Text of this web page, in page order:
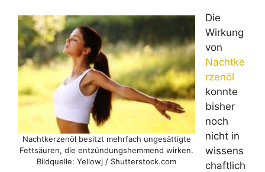
Nachtkerzenöl besitzt mehrfach ungesättigte
Fettsäuren, die entzündungshemmend wirken.
Bildquelle: Yellowj / Shutterstock.com
Die
Wirkung
von
Nachtke
rzenöl
konnte
bisher
noch
nicht in
wissens
chaftlich